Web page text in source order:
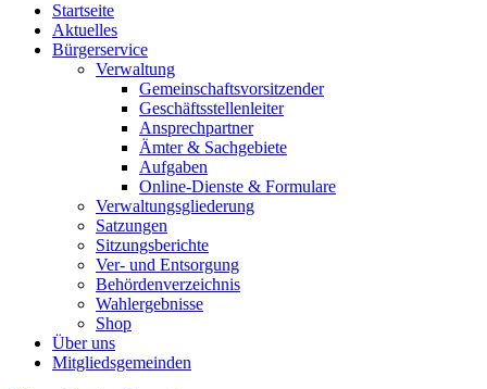
Startseite
Aktuelles
Bürgerservice
Verwaltung
Gemeinschaftsvorsitzender
Geschäftsstellenleiter
Ansprechpartner
Ämter & Sachgebiete
Aufgaben
Online-Dienste & Formulare
Verwaltungsgliederung
Satzungen
Sitzungsberichte
Ver- und Entsorgung
Behördenverzeichnis
Wahlergebnisse
Shop
Über uns
Mitgliedsgemeinden